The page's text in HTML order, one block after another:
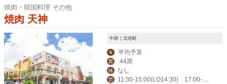
焼肉・韓国料理 その他
焼肉 天神
中部｜北谷町
￥ 平均予算
席 44席
休 なし
営
11:30-15:00(LO14:30) 17:00-2